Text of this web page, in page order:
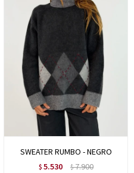
SWEATER RUMBO - NEGRO
$ 5.530 $7.900